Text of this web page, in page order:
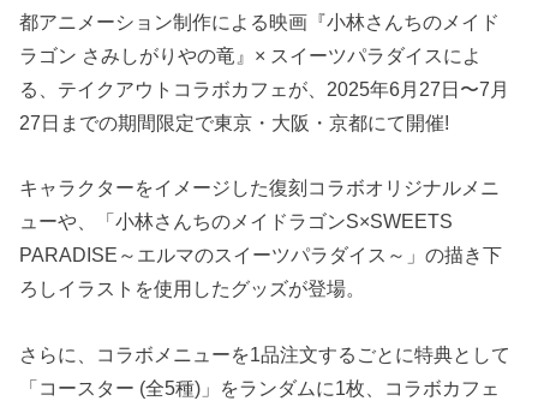
都アニメーション制作による映画『小林さんちのメイド
ラゴン さみしがりやの竜』× スイーツパラダイスによ
る、テイクアウトコラボカフェが、2025年6月27日〜7月
27日までの期間限定で東京・大阪・京都にて開催!
キャラクターをイメージした復刻コラボオリジナルメニ
ューや、「小林さんちのメイドラゴンS×SWEETS
PARADISE～エルマのスイーツパラダイス～」の描き下
ろしイラストを使用したグッズが登場。
さらに、コラボメニューを1品注文するごとに特典として
「コースター (全5種)」をランダムに1枚、コラボカフェ